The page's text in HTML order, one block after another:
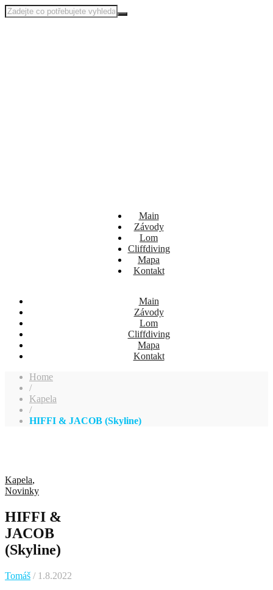
Main
Závody
Lom
Cliffdiving
Mapa
Kontakt
Main
Závody
Lom
Cliffdiving
Mapa
Kontakt
Home
/
Kapela
/
HIFFI & JACOB (Skyline)
Kapela,
Novinky
HIFFI &
JACOB
(Skyline)
Tomáš / 1.8.2022